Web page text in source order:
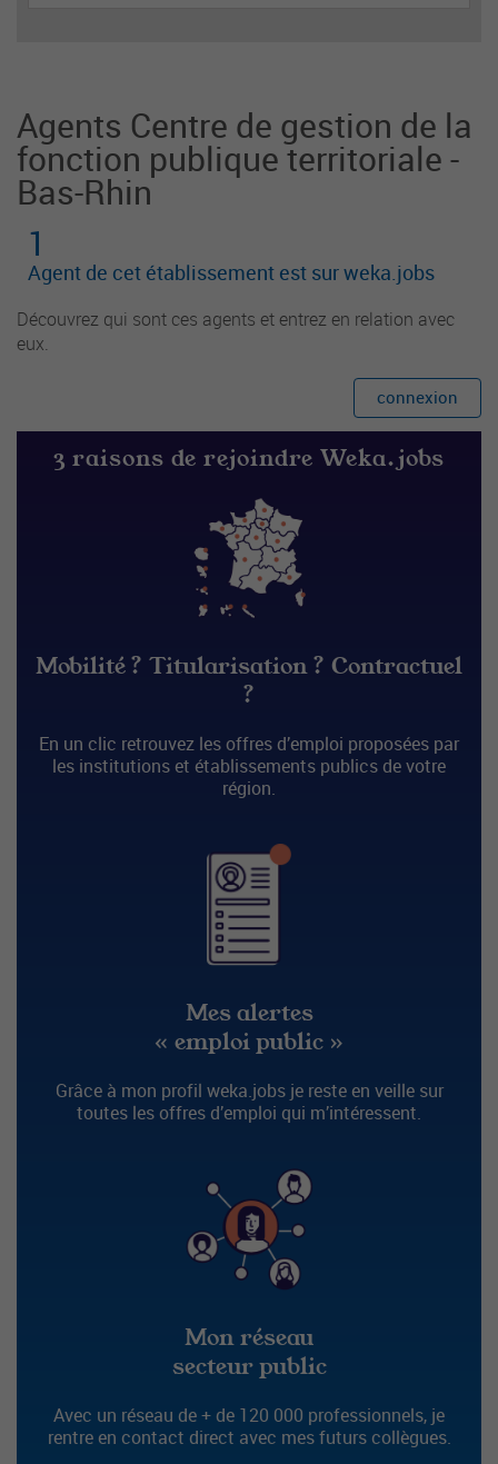
Agents Centre de gestion de la
fonction publique territoriale -
Bas-Rhin
1
Agent de cet établissement est sur weka.jobs
Découvrez qui sont ces agents et entrez en relation avec
eux.
connexion
3 raisons de rejoindre Weka.jobs
Mobilité ? Titularisation ? Contractuel
?
En un clic retrouvez les offres d’emploi proposées par
les institutions et établissements publics de votre
région.
Mes alertes
« emploi public »
Grâce à mon profil weka.jobs je reste en veille sur
toutes les offres d’emploi qui m’intéressent.
Mon réseau
secteur public
Avec un réseau de + de 120 000 professionnels, je
rentre en contact direct avec mes futurs collègues.